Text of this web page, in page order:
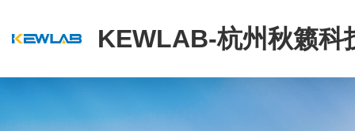
KEWLAB-杭州秋籁科
公司